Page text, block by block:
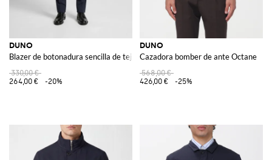
DUNO
Blazer de botonadura sencilla de tejido técnico con bolsillos de solapa
330,00 €
264,00 €
-20%
DUNO
Cazadora bomber de ante Octane
568,00 €
426,00 €
-25%